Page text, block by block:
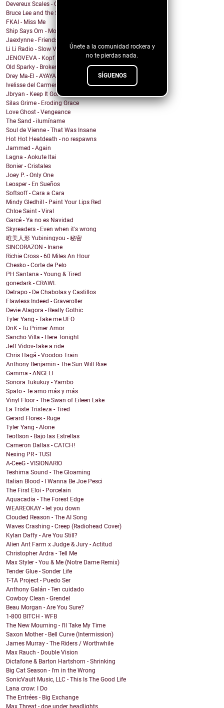
Únete a la comunidad rockera y
no te pierdas nada.
SÍGUENOS
Devereux Scales - Close Your Eyes and Sing!
Bruce Lee and the Streetfighters - Lost Your Head
FKAI - Miss Me
Ship Says Om - Mother Director
Jaexlynne - Friends Like You
Li Li Radio - Slow View
JENOVEVA - Kopf auf
Old Sparky - Broken City Blues
Drey Ma-El - AYAYAI
Ivelisse del Carmen - Mi Sangre Baila
Jbryan - Keep It Going
Silas Grime - Eroding Grace
Love Ghost - Vengeance
The Sand - ilumíname
Soul de Vienne - That Was Insane
Hot Hot Heatdeath - no respawns
Jammed - Again
Lagna - Aokute Itai
Bonier - Cristales
Joey P. - Only One
Leosper - En Sueños
Softsoff - Cara a Cara
Mindy Gledhill - Paint Your Lips Red
Chloe Saint - Viral
Garcé - Ya no es Navidad
Skyreaders - Even when it's wrong
唯美人形 Yubiningyou - 秘密
SINCORAZON - Inane
Richie Cross - 60 Miles An Hour
Chesko - Corte de Pelo
PH Santana - Young & Tired
gonedark - CRAWL
Detrapo - De Chabolas y Castillos
Flawless Indeed - Graveroller
Devie Alagora - Really Gothic
Tyler Yang - Take me UFO
DnK - Tu Primer Amor
Sancho Villa - Here Tonight
Jeff Vidov-Take a ride
Chris Hagá - Voodoo Train
Anthony Benjamin - The Sun Will Rise
Gamma - ANGELI
Sonora Tukukuy - Yambo
Spato - Te amo más y más
Vinyl Floor - The Swan of Eileen Lake
La Triste Tristeza - Tired
Gerard Flores - Ruge
Tyler Yang - Alone
Teotlson - Bajo las Estrellas
Cameron Dallas - CATCH!
Nexing PR - TUSI
A-CeeG - VISIONARIO
Teshima Sound - The Gloaming
Italian Blood - I Wanna Be Joe Pesci
The First Eloi - Porcelain
Aquacadia - The Forest Edge
WEAREOKAY - let you down
Clouded Reason - The AI Song
Waves Crashing - Creep (Radiohead Cover)
Kylan Daffy - Are You Still?
Alien Ant Farm x Judge & Jury - Actitud
Christopher Ardra - Tell Me
Max Styler - You & Me (Notre Dame Remix)
Tender Glue - Sonder Life
T-TA Project - Puedo Ser
Anthony Galán - Ten cuidado
Cowboy Clean - Grendel
Beau Morgan - Are You Sure?
1-800 BITCH - WFB
The New Mourning - I'll Take My Time
Saxon Mother - Bell Curve (Intermission)
James Murray - The Riders / Worthwhile
Max Rauch - Double Vision
Dictafone & Barton Hartshorn - Shrinking
Big Cat Season - I'm in the Wrong
SonicVault Music, LLC - This Is The Good Life
Lana crow: I Do
The Entrées - Big Exchange
Max Threat - doe under headlights